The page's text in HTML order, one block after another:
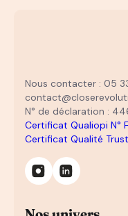
Nous contacter : 05
N° de déclaration :
Certificat Qualiopi N°
Certificat Qualité